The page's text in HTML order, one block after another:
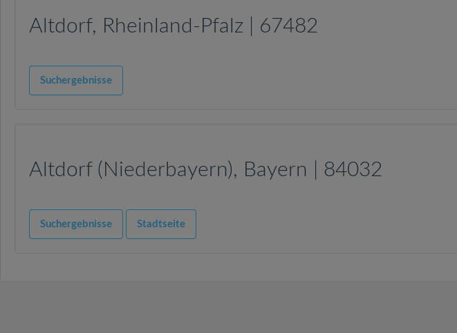
Altdorf, Rheinland-Pfalz | 67482
Suchergebnisse
Altdorf (Niederbayern), Bayern | 84032
Suchergebnisse Stadtseite